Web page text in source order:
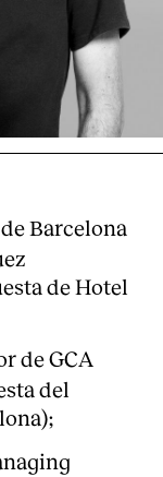
Barcelona
de Hotel
de GCA
del